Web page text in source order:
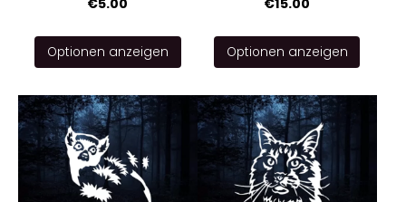
Optionen anzeigen Optionen anzeigen